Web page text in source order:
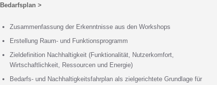
Bedarfsplan >
Zusammenfassung der Erkenntnisse aus den Workshops
Erstellung Raum- und Funktionsprogramm
Zieldefinition Nachhaltigkeit (Funktionalität, Nutzerkomfort,
Wirtschaftlichkeit, Ressourcen und Energie)
Bedarfs- und Nachhaltigkeitsfahrplan als zielgerichtete Grundlage für